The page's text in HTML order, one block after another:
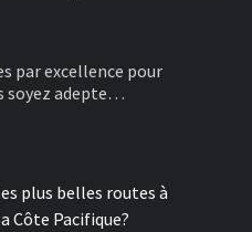
par excellence pour
soyez adepte…
plus belles routes à
Côte Pacifique?